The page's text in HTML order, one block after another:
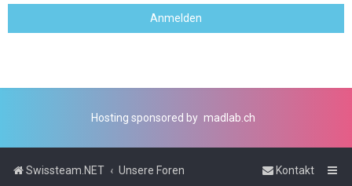
Hosting sponsored by madlab.ch
Swissteam.NET Unsere Foren Kontakt